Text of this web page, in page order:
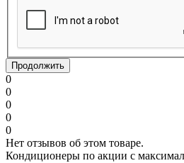
Продолжить
0
0
0
0
0
Нет отзывов об этом товаре.
Кондиционеры по акции с